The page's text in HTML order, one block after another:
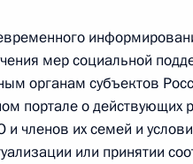
мер социальной
органам субъектов
портале о действующих
членов их семей и
или принятии